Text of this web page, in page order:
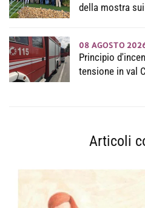
della mostra
08 AGOSTO
Principio
tensione in val
Articoli